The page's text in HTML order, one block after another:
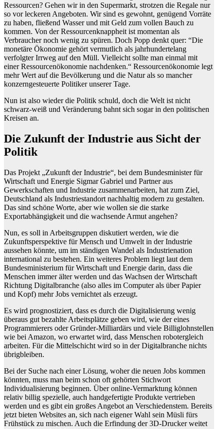
Ressourcen? Gehen wir in den Supermarkt, strotzen die Regale nur
so vor leckeren Angeboten. Wir sind es gewohnt, genügend Vorräte
zu haben, fließend Wasser und mit Geld zum vollen Bauch zu
kommen. Von der Ressourcenknappheit ist momentan als
Verbraucher noch wenig zu spüren. Doch Popp denkt quer: “Die
monetäre Ökonomie gehört vermutlich als jahrhundertelang
verfolgter Irrweg auf den Müll. Vielleicht sollte man einmal mit
einer Ressourcenökonomie nachdenken.“ Ressourcenökonomie legt
mehr Wert auf die Bevölkerung und die Natur als so mancher
konzerngesteuerte Politiker unserer Tage.
Nun ist also wieder die Politik schuld, doch die Welt ist nicht
schwarz-weiß und Veränderung bahnt sich sogar in den politischen
Kreisen an.
Die Zukunft der Industrie aus Sicht der
Politik
Das Projekt „Zukunft der Industrie“, bei dem Bundesminister für
Wirtschaft und Energie Sigmar Gabriel und Partner aus
Gewerkschaften und Industrie zusammenarbeiten, hat zum Ziel,
Deutschland als Industriestandort nachhaltig modern zu gestalten.
Das sind schöne Worte, aber wie wollen sie die starke
Exportabhängigkeit und die wachsende Armut angehen?
Nun, es soll in Arbeitsgruppen diskutiert werden, wie die
Zukunftsperspektive für Mensch und Umwelt in der Industrie
aussehen könnte, um im ständigen Wandel als Industrienation
international zu bestehen. Ein weiteres Problem liegt laut dem
Bundesministerium für Wirtschaft und Energie darin, dass die
Menschen immer älter werden und das Wachsen der Wirtschaft
Richtung Digitalbranche (also alles im Computer als über Papier
und Kopf) mehr Jobs vernichtet als erzeugt.
Es wird prognostiziert, dass es durch die Digitalisierung wenig
überaus gut bezahlte Arbeitsplätze geben wird, wie der eines
Programmierers oder Gründer-Milliardärs und viele Billiglohnstellen
wie bei Amazon, wo erwartet wird, dass Menschen robotergleich
arbeiten. Für die Mittelschicht wird so in der Digitalbranche nichts
übrigbleiben.
Bei der Suche nach einer Lösung, woher die neuen Jobs kommen
könnten, muss man beim schon oft gehörten Stichwort
Individualisierung beginnen. Über online-Vermarktung können
relativ billig spezielle, auch handgefertigte Produkte vertrieben
werden und es gibt ein großes Angebot an Verschiedenstem. Bereits
jetzt bieten Websites an, sich nach eigener Wahl sein Müsli fürs
Frühstück zu mischen. Auch die Erfindung der 3D-Drucker weitet